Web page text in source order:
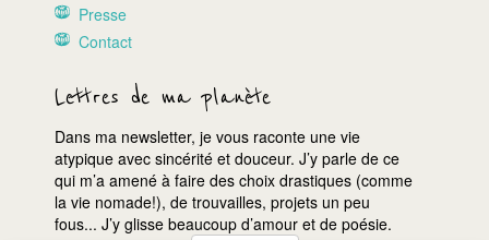
Presse
Contact
Lettres de ma planète
Dans ma newsletter, je vous raconte une vie
atypique avec sincérité et douceur. J’y parle de ce
qui m’a amené à faire des choix drastiques (comme
la vie nomade!), de trouvailles, projets un peu
fous... J’y glisse beaucoup d’amour et de poésie.